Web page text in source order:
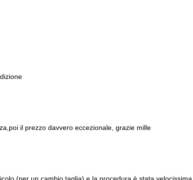
il prezzo davvero eccezionale, grazie mille